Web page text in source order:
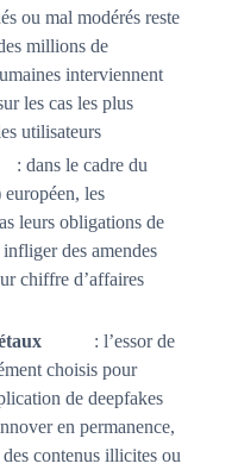
ou mal modérés reste
millions de
interviennent
les cas les plus
utilisateurs
: dans le cadre du
les
leurs obligations de
des amendes
chiffre d’affaires
: l’essor de
choisis pour
de deepfakes
en permanence,
contenus illicites ou